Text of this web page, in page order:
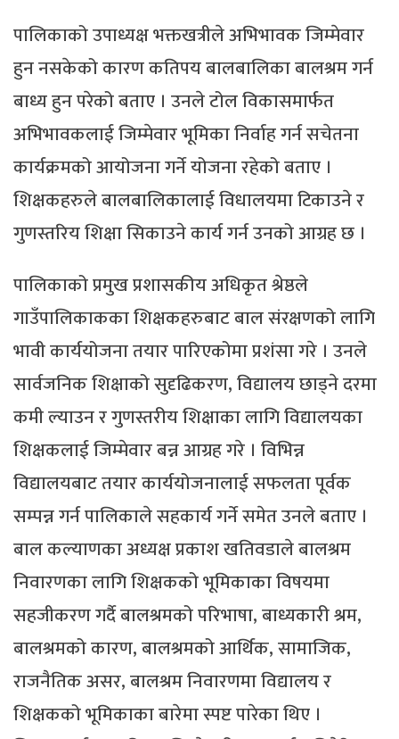
पालिकाको उपाध्यक्ष भक्तखत्रीले अभिभावक जिम्मेवार
हुन नसकेको कारण कतिपय बालबालिका बालश्रम गर्न
बाध्य हुन परेको बताए । उनले टोल विकासमार्फत
अभिभावकलाई जिम्मेवार भूमिका निर्वाह गर्न सचेतना
कार्यक्रमको आयोजना गर्ने योजना रहेको बताए ।
शिक्षकहरुले बालबालिकालाई विधालयमा टिकाउने र
गुणस्तरिय शिक्षा सिकाउने कार्य गर्न उनको आग्रह छ ।
पालिकाको प्रमुख प्रशासकीय अधिकृत श्रेष्ठले
गाउँपालिकाकका शिक्षकहरुबाट बाल संरक्षणको लागि
भावी कार्ययोजना तयार पारिएकोमा प्रशंसा गरे । उनले
सार्वजनिक शिक्षाको सुदृढिकरण, विद्यालय छाड्ने दरमा
कमी ल्याउन र गुणस्तरीय शिक्षाका लागि विद्यालयका
शिक्षकलाई जिम्मेवार बन्न आग्रह गरे । विभिन्न
विद्यालयबाट तयार कार्ययोजनालाई सफलता पूर्वक
सम्पन्न गर्न पालिकाले सहकार्य गर्ने समेत उनले बताए ।
बाल कल्याणका अध्यक्ष प्रकाश खतिवडाले बालश्रम
निवारणका लागि शिक्षकको भूमिकाका विषयमा
सहजीकरण गर्दै बालश्रमको परिभाषा, बाध्यकारी श्रम,
बालश्रमको कारण, बालश्रमको आर्थिक, सामाजिक,
राजनैतिक असर, बालश्रम निवारणमा विद्यालय र
शिक्षकको भूमिकाका बारेमा स्पष्ट पारेका थिए ।